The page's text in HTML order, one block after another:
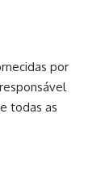
por
todas as